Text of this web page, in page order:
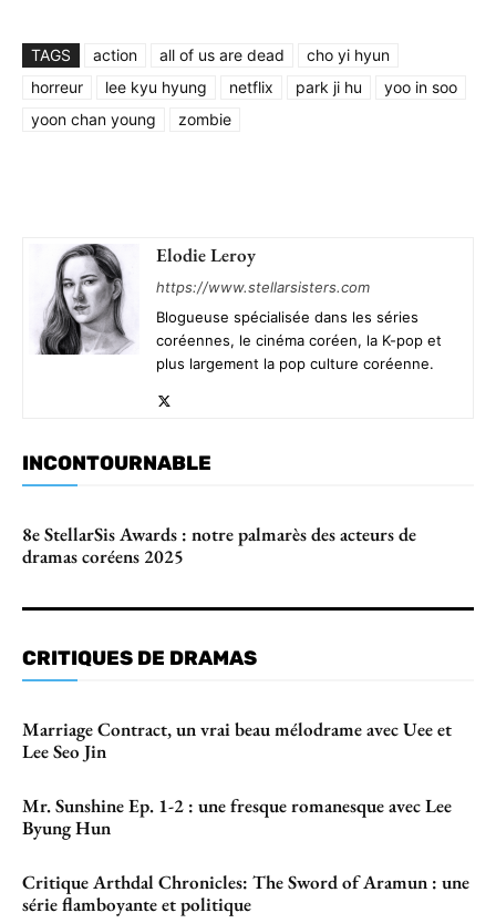
TAGS action all of us are dead
cho yi hyun
horreur
lee kyu hyung netflix park ji hu
yoo in soo
yoon chan young
zombie
Elodie Leroy
https://www.stellarsisters.com
Blogueuse spécialisée dans les séries
coréennes, le cinéma coréen, la K-pop et
plus largement la pop culture coréenne.
INCONTOURNABLE
8e StellarSis Awards : notre palmarès des acteurs de
dramas coréens 2025
CRITIQUES DE DRAMAS
Marriage Contract, un vrai beau mélodrame avec Uee et
Lee Seo Jin
Mr. Sunshine Ep. 1-2 : une fresque romanesque avec Lee
Byung Hun
Critique Arthdal Chronicles: The Sword of Aramun : une
série flamboyante et politique